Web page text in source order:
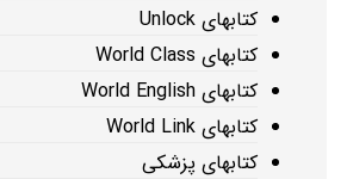
کتابهای Unlock
کتابهای World Class
کتابهای World English
کتابهای World Link
کتابهای پزشکی